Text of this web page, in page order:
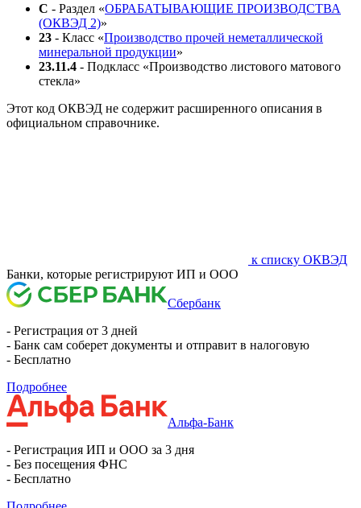
C - Раздел «ОБРАБАТЫВАЮЩИЕ ПРОИЗВОДСТВА
(ОКВЭД 2)»
23 - Класс «Производство прочей неметаллической
минеральной продукции»
23.11.4 - Подкласс «Производство листового матового
стекла»
Этот код ОКВЭД не содержит расширенного описания в
официальном справочнике.
к списку ОКВЭД
Банки, которые регистрируют ИП и ООО
Сбербанк
- Регистрация от 3 дней
- Банк сам соберет документы и отправит в налоговую
- Бесплатно
Подробнее
Альфа-Банк
- Регистрация ИП и ООО за 3 дня
- Без посещения ФНС
- Бесплатно